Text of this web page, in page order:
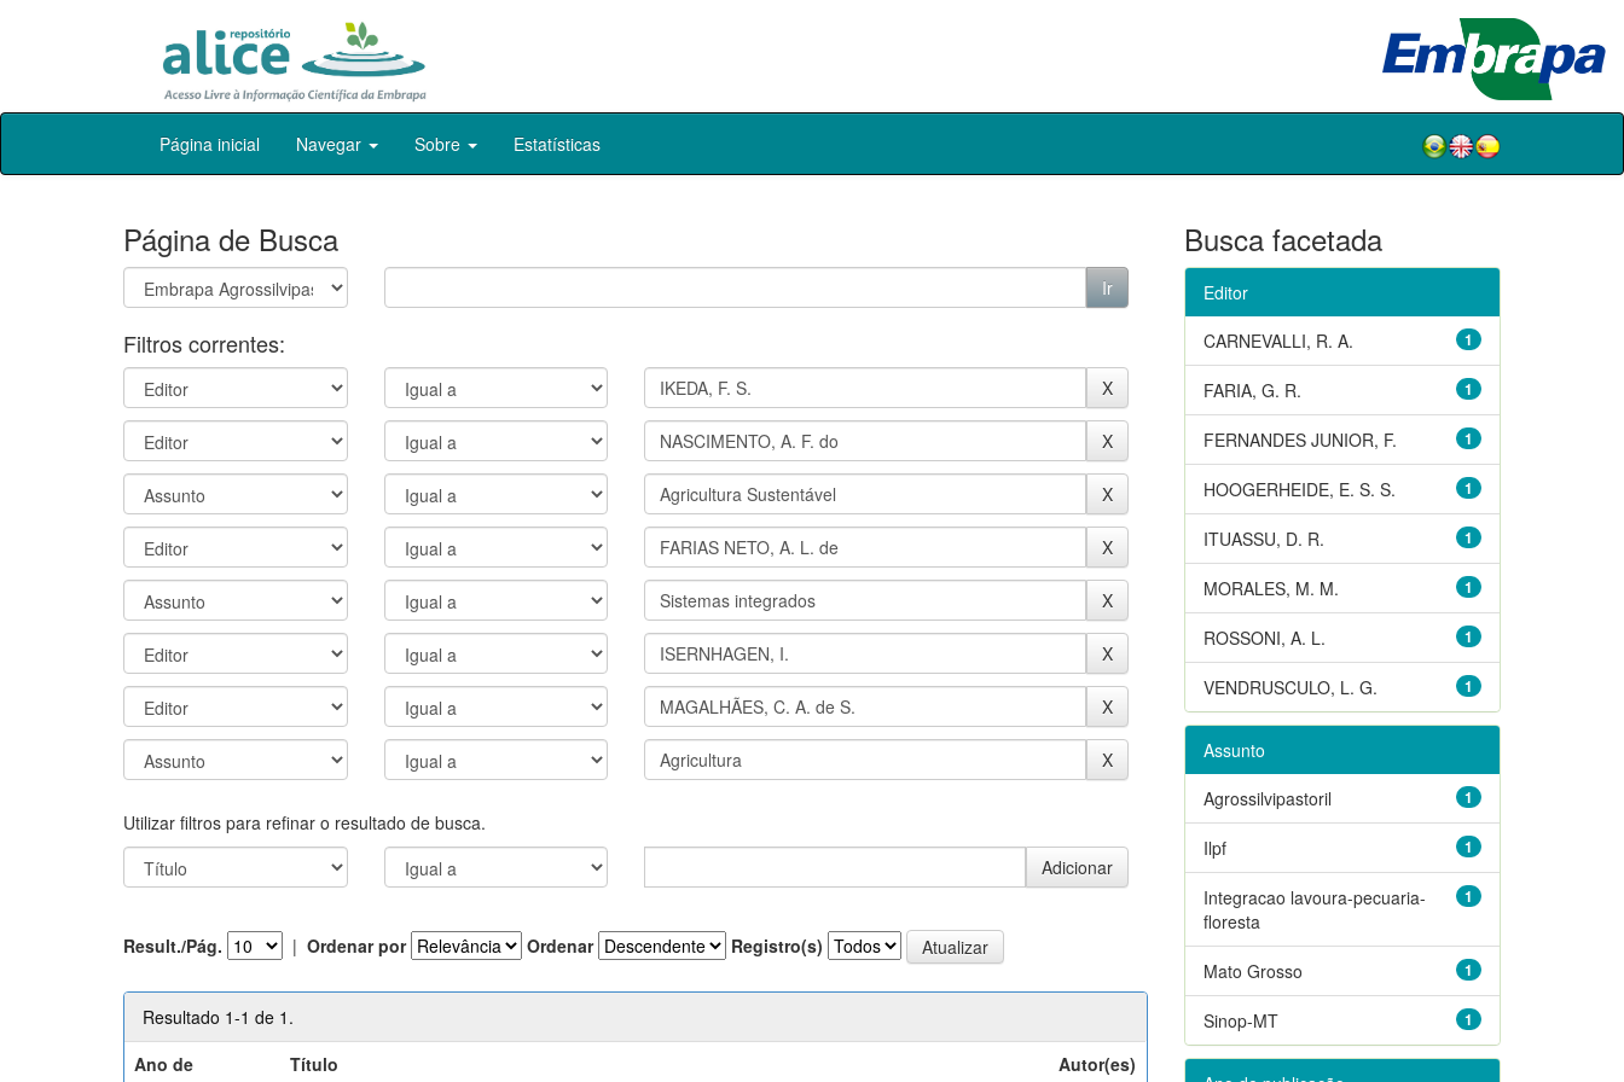
Skip
Página inicial Navegar Sobre Estatísticas
Página de Busca
Filtros correntes:
Utilizar filtros para refinar o resultado de busca.
Result./Pág. | Ordenar por Ordenar Registro(s)
Resultado 1-1 de 1.
Ano de
Título Autor(es)
Busca facetada
Editor
1
CARNEVALLI, R. A.
1
FARIA, G. R.
1
FERNANDES JUNIOR, F.
1
HOOGERHEIDE, E. S. S.
1
ITUASSU, D. R.
1
MORALES, M. M.
1
ROSSONI, A. L.
1
VENDRUSCULO, L. G.
Assunto
1
Agrossilvipastoril
1
Ilpf
1
Integracao lavoura-pecuaria-
floresta
1
Mato Grosso
1
Sinop-MT